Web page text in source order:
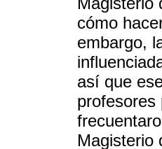
cómo
embargo,
así que
profesores
Magisterio